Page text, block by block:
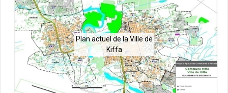
Plan actuel de la Ville de
Kiffa